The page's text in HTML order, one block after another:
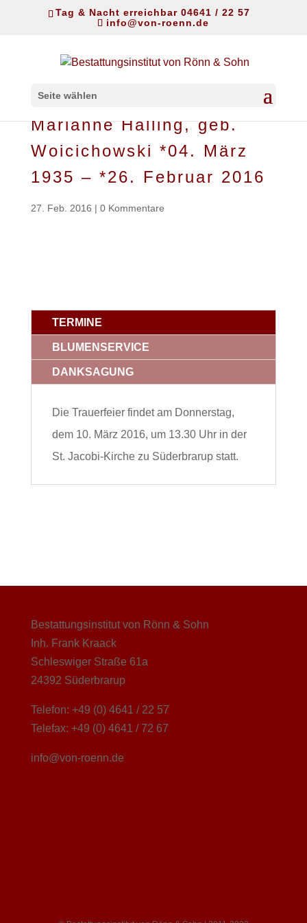
Tag & Nacht erreichbar 04641 / 22 57
info@von-roenn.de
Seite wählen
Marianne Halling, geb.
Woicichowski *04. März
1935 – *26. Februar 2016
27. Feb. 2016 | 0 Kommentare
TERMINE
BLUMENSERVICE
DANKSAGUNG
Die Trauerfeier findet am Donnerstag,
dem 10. März 2016, um 13.30 Uhr in der
St. Jacobi-Kirche zu Süderbrarup statt.
Bestattungsinstitut von Rönn & Sohn
Inh. Frank Kraack
Schleswiger Straße 61a
24392 Süderbrarup
Telefon: +49 (0) 4641 / 22 57
Telefax: +49 (0) 4641 / 72 67
info@von-roenn.de